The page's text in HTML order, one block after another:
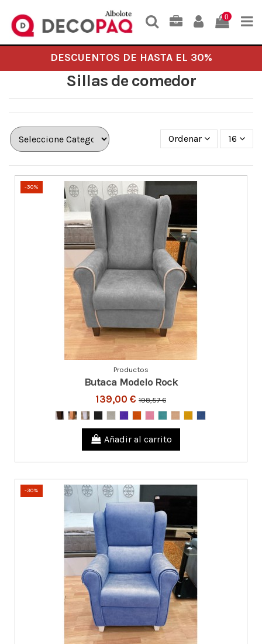
0
DESCUENTOS DE HASTA EL 30%
Sillas de comedor
Ordenar 16
-30%
Productos
Butaca Modelo Rock
139,00 € 198,57 €
Añadir al carrito
-30%